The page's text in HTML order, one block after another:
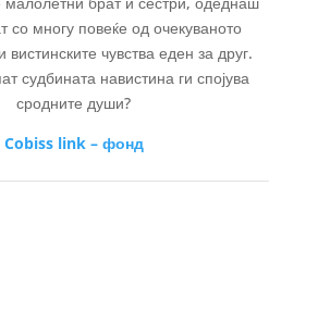
со многу повеќе од очекуваното
вистинските чувства еден за друг.
судбината навистина ги спојува
сродните души?
Cobiss link – фонд